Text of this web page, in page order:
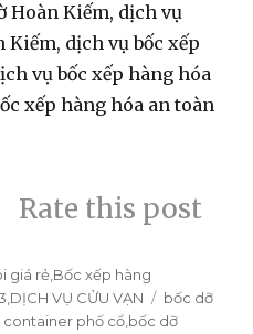
Hoàn Kiếm, dịch vụ
Kiếm, dịch vụ bốc xếp
vụ bốc xếp hàng hóa
xếp hàng hóa an toàn
Rate this post
giá rẻ Bốc xếp hàng
DỊCH VỤ CỬU VẠN Thẻ
bốc dỡ
container phố cổ bốc dỡ